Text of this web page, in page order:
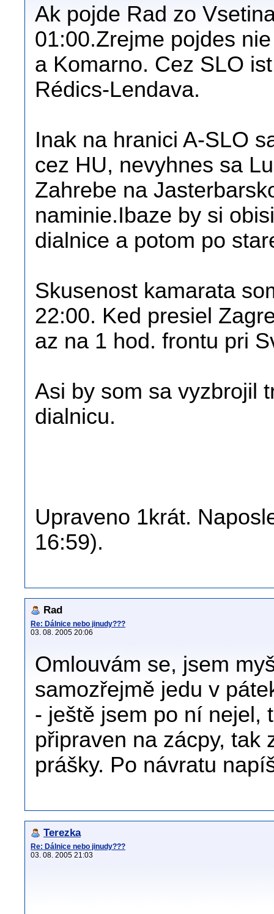
Ak pojde Rad zo
01:00.Zrejme pojdes
a Komarno. Cez SLO
Rédics-Lendava.
Inak na hranici A-SLO
cez HU, nevyhnes sa
Zahrebe na
naminie.Ibaze by si
dialnice a potom po
Skusenost kamarata
22:00. Ked presiel
az na 1 hod. frontu pri
Asi by som sa vyzbrojil
dialnicu.
Upraveno 1krát.
16:59).
Rad
Re: Dálnice nebo jinudy???
03. 08. 2005 20:06
Omlouvám se, jsem
samozřejmě jedu v
- ještě jsem po ní nejel,
připraven na zácpy, tak
prášky. Po návratu
Terezka
Re: Dálnice nebo jinudy???
03. 08. 2005 21:03